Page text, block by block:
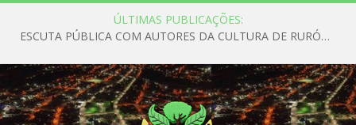
ÚLTIMAS PUBLICAÇÕES:
ESCUTA PÚBLICA COM AUTORES DA CULTURA DE RURÓPOLIS